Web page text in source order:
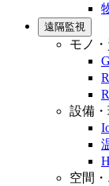
遠隔監視
モノ
設備
空間